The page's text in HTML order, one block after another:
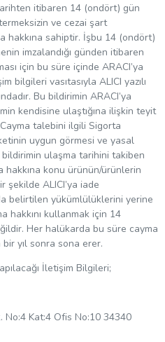
itibaren 14 (ondört) gün
ve cezai şart
hakkına sahiptir. İşbu 14 (ondört)
imzalandığı günden itibaren
için bu süre içinde ARACI’ya
bilgileri vasıtasıyla ALICI yazılı
Bu bildirimin ARACI’ya
kendisine ulaştığına ilişkin teyit
talebini ilgili Sigorta
uygun görmesi ve yasal
bildirimin ulaşma tarihini takiben
konu ürünün/ürünlerin
şekilde ALICI’ya iade
belirtilen yükümlülüklerini yerine
hakkını kullanmak için 14
Her halükarda bu süre cayma
yıl sonra sona erer.
İletişim Bilgileri;
No:4 Kat:4 Ofis No:10 34340